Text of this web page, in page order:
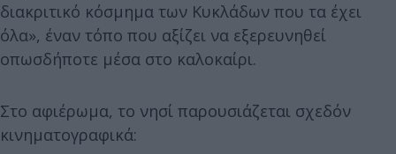
διακριτικό κόσμημα των Κυκλάδων που τα έχει
όλα», έναν τόπο που αξίζει να εξερευνηθεί
οπωσδήποτε μέσα στο καλοκαίρι.
Στο αφιέρωμα, το νησί παρουσιάζεται σχεδόν
κινηματογραφικά: